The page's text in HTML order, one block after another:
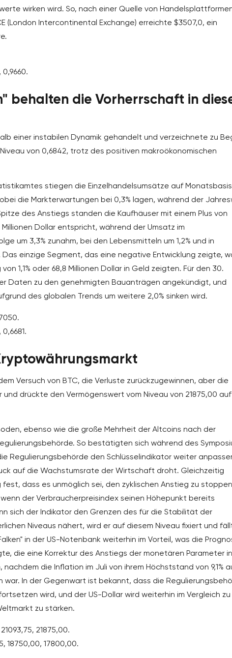
wirken wird. So, nach einer Quelle von
(London Intercontinental Exchange) erreichte $3507,0, ein
behalten die Vorherrschaft in
einer instabilen Dynamik gehandelt und verzeichnete zu
von 0,6842, trotz des positiven makroökonomischen
stiegen die Einzelhandelsumsätze auf
die Markterwartungen bei 0,3% lagen, während der
des Anstiegs standen die Kaufhäuser mit einem Plus von
Dollar entspricht, während der Umsatz im
um 3,3% zunahm, bei den Lebensmitteln um 1,2% und in
einzige Segment, das eine negative Entwicklung zeigte,
1,1% oder 68,8 Millionen Dollar in Geld zeigten. Für den 30.
Daten zu den genehmigten Bauanträgen angekündigt, und
des globalen Trends um weitere 2,0% sinken wird.
Versuch von BTC, die Verluste zurückzugewinnen, aber die
drückte den Vermögenswert vom Niveau von 21875,00 auf
ebenso wie die große Mehrheit der Altcoins nach der
So bestätigten sich während des
Regulierungsbehörde den Schlüsselindikator weiter
auf die Wachstumsrate der Wirtschaft droht. Gleichzeitig
dass es unmöglich sei, den zyklischen Anstieg zu stoppen
der Verbraucherpreisindex seinen Höhepunkt bereits
sich der Indikator den Grenzen des für die Stabilität der
Niveaus nähert, wird er auf diesem Niveau fixiert und
in der US-Notenbank weiterhin im Vorteil, was die
die eine Korrektur des Anstiegs der monetären Parameter in
die Inflation im Juli von ihrem Höchststand von 9,1%
war. In der Gegenwart ist bekannt, dass die
wird, und der US-Dollar wird weiterhin im Vergleich zu
zu stärken.
21875,00.
18750,00, 17800,00.